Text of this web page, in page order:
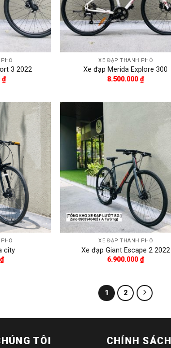
3 2022
₫
XE ĐẠP THÀNH PHỐ
Xe đạp Merida Explore 300
8.500.000₫
city
₫
XE ĐẠP THÀNH PHỐ
Xe đạp Giant Escape 2 2022
6.900.000₫
1 2
TÔI CHÍNH SÁCH